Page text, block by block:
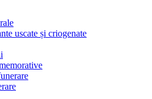
uscate și criogenate